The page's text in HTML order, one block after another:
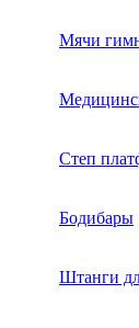
Мячи
Степ
Бодибары
Штанги